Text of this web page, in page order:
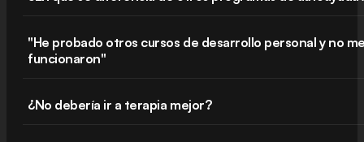
"He probado otros cursos de desarrollo personal y no
funcionaron"
¿No debería ir a terapia mejor?